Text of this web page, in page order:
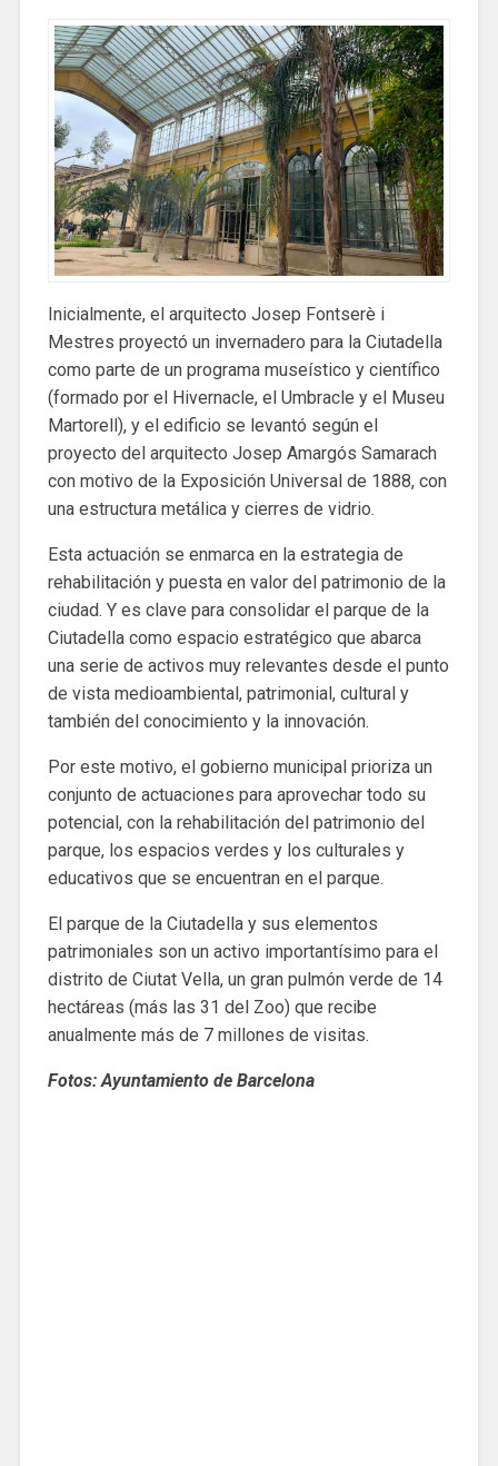
Inicialmente, el arquitecto Josep Fontserè i
Mestres proyectó un invernadero para la Ciutadella
como parte de un programa museístico y científico
(formado por el Hivernacle, el Umbracle y el Museu
Martorell), y el edificio se levantó según el
proyecto del arquitecto Josep Amargós Samarach
con motivo de la Exposición Universal de 1888, con
una estructura metálica y cierres de vidrio.
Esta actuación se enmarca en la estrategia de
rehabilitación y puesta en valor del patrimonio de la
ciudad. Y es clave para consolidar el parque de la
Ciutadella como espacio estratégico que abarca
una serie de activos muy relevantes desde el punto
de vista medioambiental, patrimonial, cultural y
también del conocimiento y la innovación.
Por este motivo, el gobierno municipal prioriza un
conjunto de actuaciones para aprovechar todo su
potencial, con la rehabilitación del patrimonio del
parque, los espacios verdes y los culturales y
educativos que se encuentran en el parque.
El parque de la Ciutadella y sus elementos
patrimoniales son un activo importantísimo para el
distrito de Ciutat Vella, un gran pulmón verde de 14
hectáreas (más las 31 del Zoo) que recibe
anualmente más de 7 millones de visitas.
Fotos: Ayuntamiento de Barcelona